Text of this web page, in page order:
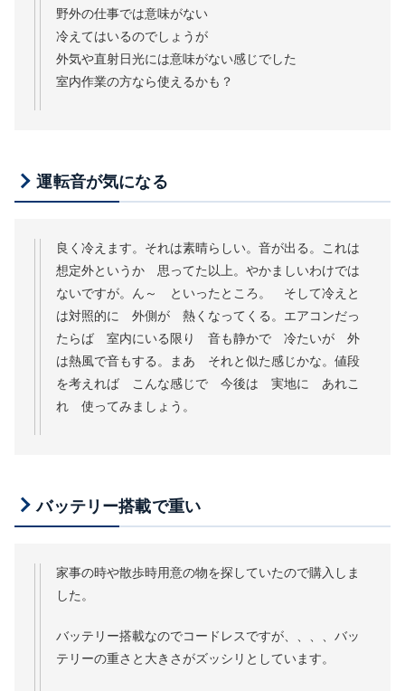
野外の仕事では意味がない
冷えてはいるのでしょうが
外気や直射日光には意味がない感じでした
室内作業の方なら使えるかも？
運転音が気になる
良く冷えます。それは素晴らしい。音が出る。これは
想定外というか 思ってた以上。やかましいわけでは
ないですが。ん～ といったところ。 そして冷えと
は対照的に 外側が 熱くなってくる。エアコンだっ
たらば 室内にいる限り 音も静かで 冷たいが 外
は熱風で音もする。まあ それと似た感じかな。値段
を考えれば こんな感じで 今後は 実地に あれこ
れ 使ってみましょう。
バッテリー搭載で重い
家事の時や散歩時用意の物を探していたので購入しま
した。
バッテリー搭載なのでコードレスですが、、、、バッ
テリーの重さと大きさがズッシリとしています。